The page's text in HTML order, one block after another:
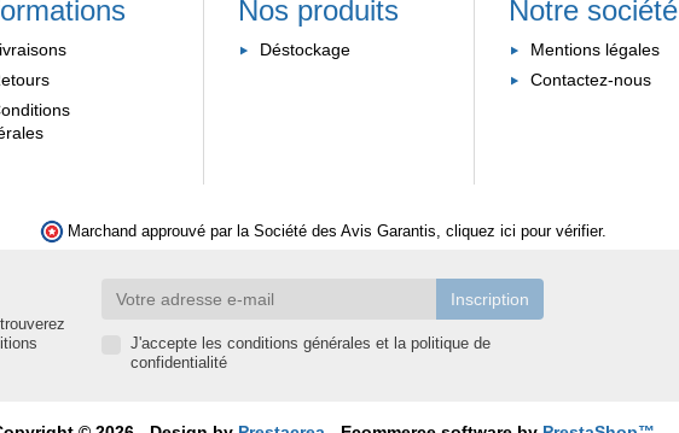
Nos produits
Déstockage
Notre société
Mentions légales
Contactez-nous
Marchand approuvé par la Société des Avis Garantis, cliquez ici pour vérifier.
J'accepte les conditions générales et la politique de
confidentialité